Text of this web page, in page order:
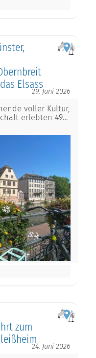
Elsass
29. Juni 2026
voller Kultur,
erlebten 49…
zum
24. Juni 2026